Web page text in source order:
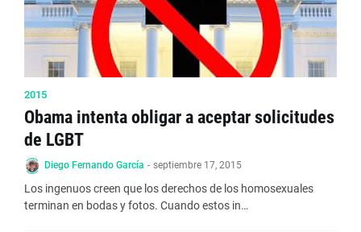
2015
Obama intenta obligar a aceptar solicitudes
de LGBT
Diego Fernando García - septiembre 17, 2015
Los ingenuos creen que los derechos de los homosexuales
terminan en bodas y fotos. Cuando estos in…